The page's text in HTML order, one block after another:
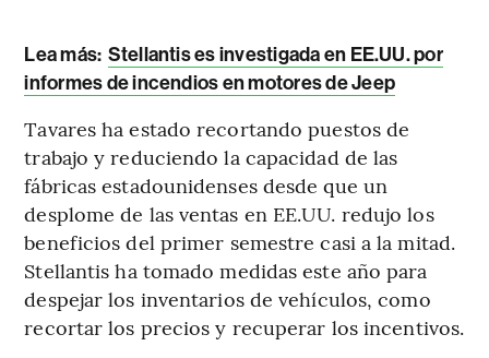
Lea más: Stellantis es investigada en EE.UU. por
informes de incendios en motores de Jeep
Tavares ha estado recortando puestos de
trabajo y reduciendo la capacidad de las
fábricas estadounidenses desde que un
desplome de las ventas en EE.UU. redujo los
beneficios del primer semestre casi a la mitad.
Stellantis ha tomado medidas este año para
despejar los inventarios de vehículos, como
recortar los precios y recuperar los incentivos.